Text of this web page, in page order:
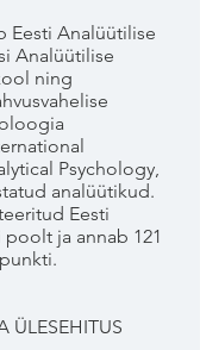
Eesti Analüütilise
Analüütilise
ning
Psychology,
analüütikud.
Eesti
poolt ja annab 121
ÜLESEHITUS